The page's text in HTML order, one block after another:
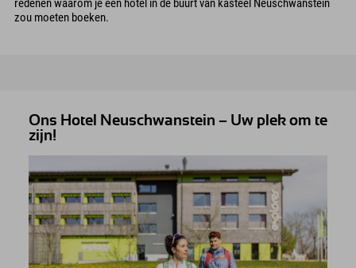
redenen waarom je een hotel in de buurt van kasteel Neuschwanstein
zou moeten boeken.
Ons Hotel Neuschwanstein – Uw plek om te
zijn!